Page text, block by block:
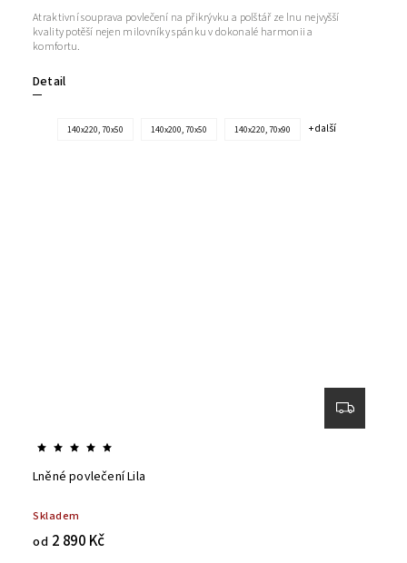
Detail
Atraktivní souprava povlečení na přikrývku a polštář ze lnu nejvyšší
kvality potěší nejen milovníky spánku v dokonalé harmonii a
komfortu.
140x220, 70x50 140x200, 70x50 140x220, 70x90 + další
Lněné povlečení Lila
Skladem
od 2 890 Kč